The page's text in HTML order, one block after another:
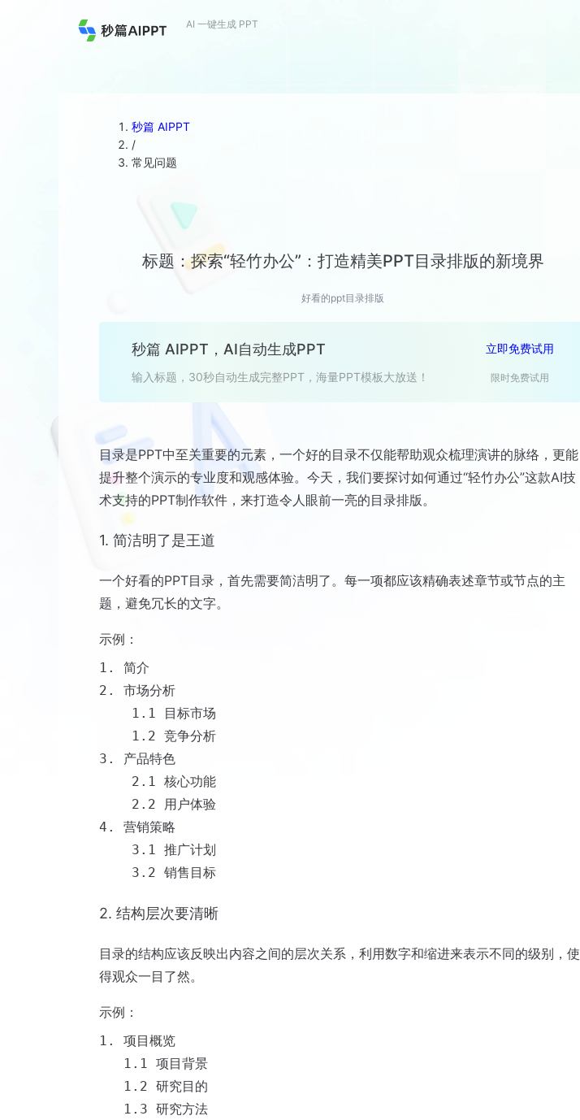
AI 一键生成 PPT
秒篇 AIPPT
/
常见问题
标题：探索“轻竹办公”：打造精美PPT目录排版的新境界
好看的ppt目录排版
秒篇 AIPPT，AI自动生成PPT
输入标题，30秒自动生成完整PPT，海量PPT模板大放送！
立即免费试用
限时免费试用
目录是PPT中至关重要的元素，一个好的目录不仅能帮助观众梳理演讲的脉络，更能
提升整个演示的专业度和观感体验。今天，我们要探讨如何通过“轻竹办公”这款AI技
术支持的PPT制作软件，来打造令人眼前一亮的目录排版。
1. 简洁明了是王道
一个好看的PPT目录，首先需要简洁明了。每一项都应该精确表述章节或节点的主
题，避免冗长的文字。
示例：
1. 简介
2. 市场分析
    1.1 目标市场
    1.2 竞争分析
3. 产品特色
    2.1 核心功能
    2.2 用户体验
4. 营销策略
    3.1 推广计划
2. 结构层次要清晰
目录的结构应该反映出内容之间的层次关系，利用数字和缩进来表示不同的级别，使
得观众一目了然。
示例：
1. 项目概览
   1.1 项目背景
   1.2 研究目的
   1.3 研究方法